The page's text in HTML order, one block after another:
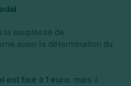
la souplesse de
aussi la détermination du
est fixé à 1 euro, mais il